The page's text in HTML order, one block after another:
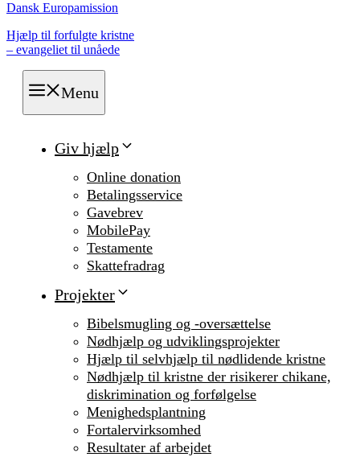
Dansk Europamission
Hjælp til forfulgte kristne
– evangeliet til unåede
Menu
Giv hjælp
Online donation
Betalingsservice
Gavebrev
MobilePay
Testamente
Skattefradrag
Projekter
Bibelsmugling og -oversættelse
Nødhjælp og udviklingsprojekter
Hjælp til selvhjælp til nødlidende kristne
Nødhjælp til kristne der risikerer chikane,
diskrimination og forfølgelse
Menighedsplantning
Fortalervirksomhed
Resultater af arbejdet